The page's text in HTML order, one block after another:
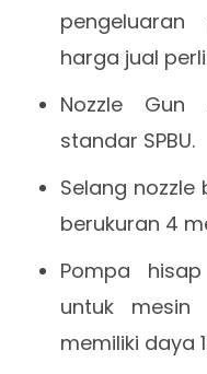
harga jual
Nozzle Gun
standar SPBU.
Selang
berukuran 4
Pompa
untuk mesin
memiliki daya